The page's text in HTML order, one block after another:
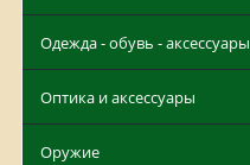
Одежда - обувь - аксессуары
Оптика и аксессуары
Оружие